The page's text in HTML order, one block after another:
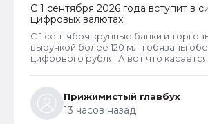
С 1 сентября 2026 года вступит в
цифровых валютах
С 1 сентября крупные банки и
выручкой более 120 млн обязаны
цифрового рубля. А вот что
использование в этом качестве
Прижимистый главбух
13 часов назад